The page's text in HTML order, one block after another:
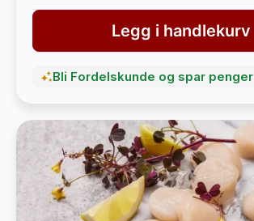
Legg i handlekurv
Bli Fordelskunde og spar penger